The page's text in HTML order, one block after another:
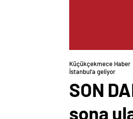
Küçükçekmece Haber
İstanbul’a geliyor
SON
sona